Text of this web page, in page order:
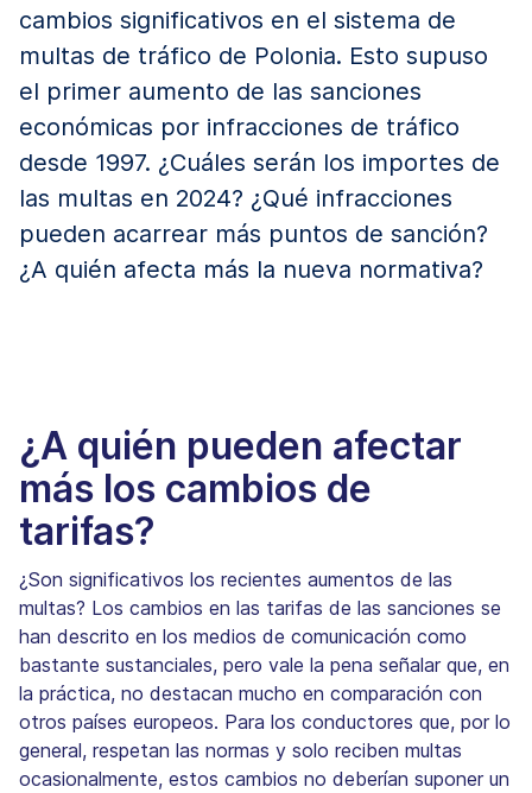
cambios significativos en el sistema de
multas de tráfico de Polonia. Esto supuso
el primer aumento de las sanciones
económicas por infracciones de tráfico
desde 1997. ¿Cuáles serán los importes de
las multas en 2024? ¿Qué infracciones
pueden acarrear más puntos de sanción?
¿A quién afecta más la nueva normativa?
¿A quién pueden afectar
más los cambios de
tarifas?
¿Son significativos los recientes aumentos de las
multas? Los cambios en las tarifas de las sanciones se
han descrito en los medios de comunicación como
bastante sustanciales, pero vale la pena señalar que, en
la práctica, no destacan mucho en comparación con
otros países europeos. Para los conductores que, por lo
general, respetan las normas y solo reciben multas
ocasionalmente, estos cambios no deberían suponer un